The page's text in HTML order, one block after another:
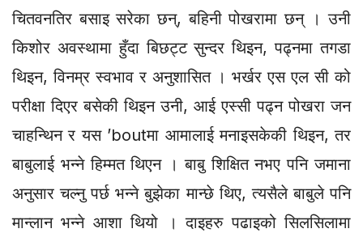
चितवनतिर बसाइ सरेका छन्, बहिनी पोखरामा छन् । उनी
किशोर अवस्थामा हुँदा बिछट्ट सुन्दर थिइन, पढ्नमा तगडा
थिइन, विनम्र स्वभाव र अनुशासित । भर्खर एस एल सी को
परीक्षा दिएर बसेकी थिइन उनी, आई एस्सी पढ्न पोखरा जन
चाहन्थिन र यस ’boutमा आमालाई मनाइसकेकी थिइन, तर
बाबुलाई भन्ने हिम्मत थिएन । बाबु शिक्षित नभए पनि जमाना
अनुसार चल्नु पर्छ भन्ने बुझेका मान्छे थिए, त्यसैले बाबुले पनि
मान्लान भन्ने आशा थियो । दाइहरु पढाइको सिलसिलामा